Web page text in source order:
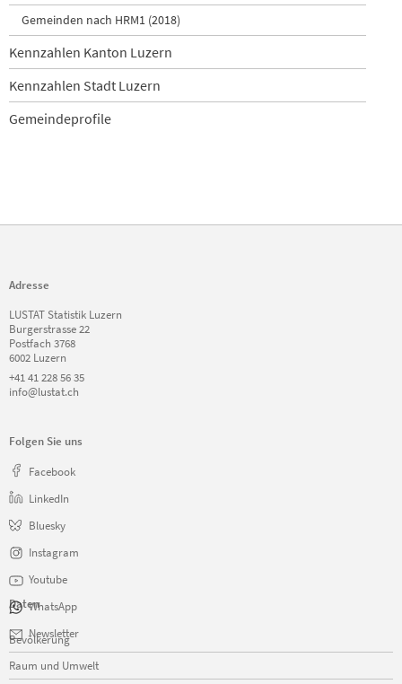
Gemeinden nach HRM1 (2018)
Kennzahlen Kanton Luzern
Kennzahlen Stadt Luzern
Gemeindeprofile
Adresse
LUSTAT Statistik Luzern
Burgerstrasse 22
Postfach 3768
6002 Luzern
+41 41 228 56 35
info@lustat.ch
Folgen Sie uns
Facebook
LinkedIn
Bluesky
Instagram
Youtube
WhatsApp
Newsletter
Daten
Navigation
überspringen
Bevölkerung
Raum und Umwelt